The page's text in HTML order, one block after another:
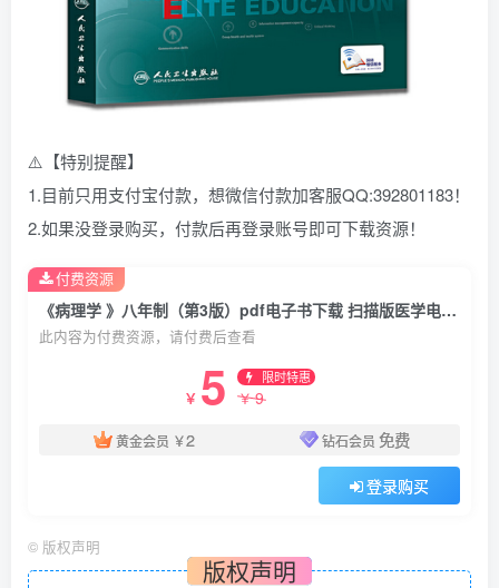
⚠️【特别提醒】
1.目前只用支付宝付款，想微信付款加客服QQ:392801183！
2.如果没登录购买，付款后再登录账号即可下载资源！
《病理学 》八年制（第3版）pdf电子书下载 扫描版医学电子书下载
此内容为付费资源，请付费后查看
￥ 5 限时特惠
￥9
黄金会员 ￥2 钻石会员 免费
登录购买
付费资源
© 版权声明
版权声明